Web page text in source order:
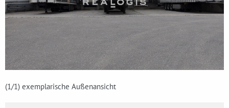
(1/1) exemplarische Außenansicht